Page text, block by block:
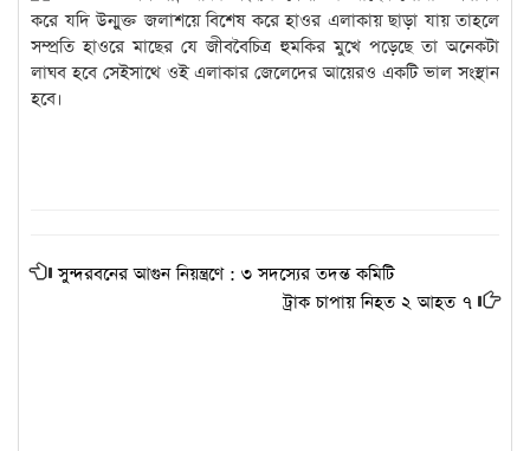
করে যদি উন্মুক্ত জলাশয়ে বিশেষ করে হাওর এলাকায় ছাড়া যায় তাহলে
সম্প্রতি হাওরে মাছের যে জীববৈচিত্র হুমকির মুখে পড়েছে তা অনেকটা
লাঘব হবে সেইসাথে ওই এলাকার জেলেদের আয়েরও একটি ভাল সংস্থান
হবে।
সুন্দরবনের আগুন নিয়ন্ত্রণে : ৩ সদস্যের তদন্ত কমিটি
ট্রাক চাপায় নিহত ২ আহত ৭